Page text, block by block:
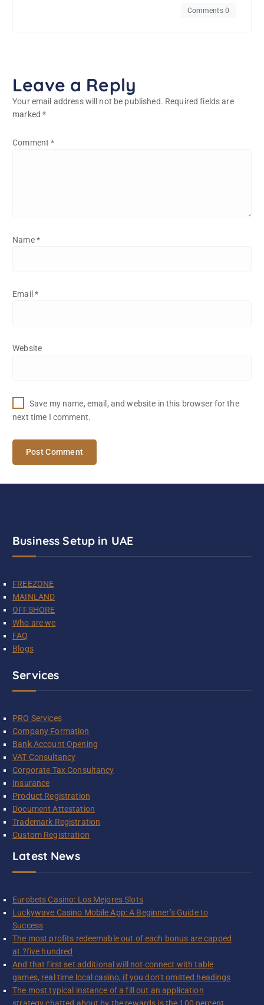
Comments 0
Leave a Reply
Your email address will not be published. Required fields are
marked*
Comment*
Name*
Email *
Website
Save my name, email, and website in this browser for the
next time I comment.
Business Setup in UAE
FREEZONE
MAINLAND
OFFSHORE
Who are we
FAQ
Blogs
Services
PRO Services
Company Formation
Bank Account Opening
VAT Consultancy
Corporate Tax Consultancy
Insurance
Product Registration
Document Attestation
Trademark Registration
Custom Registration
Latest News
Eurobets Casino: Los Mejores Slots
Luckywave Casino Mobile App: A Beginner’s Guide to
Success
The most profits redeemable out of each bonus are capped
at ?five hundred
And that first set additional will not connect with table
games, real time local casino, if you don’t omitted headings
The most typical instance of a fill out an application